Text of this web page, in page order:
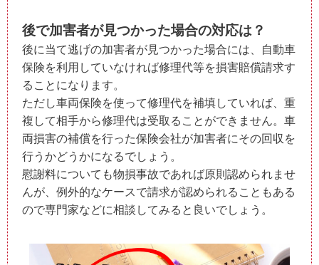
後で加害者が見つかった場合の対応は？
後に当て逃げの加害者が見つかった場合には、自動車
保険を利用していなければ修理代等を損害賠償請求す
ることになります。
ただし車両保険を使って修理代を補填していれば、重
複して相手から修理代は受取ることができません。車
両損害の補償を行った保険会社が加害者にその回収を
行うかどうかになるでしょう。
慰謝料についても物損事故であれば原則認められませ
んが、例外的なケースで請求が認められることもある
ので専門家などに相談してみると良いでしょう。